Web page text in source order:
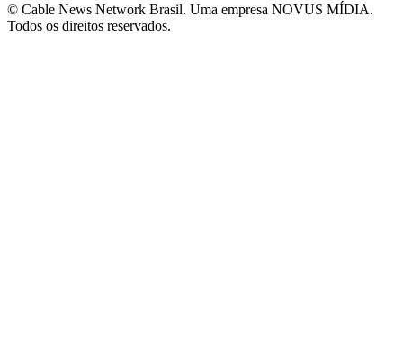
© Cable News Network Brasil. Uma empresa NOVUS MÍDIA.
Todos os direitos reservados.